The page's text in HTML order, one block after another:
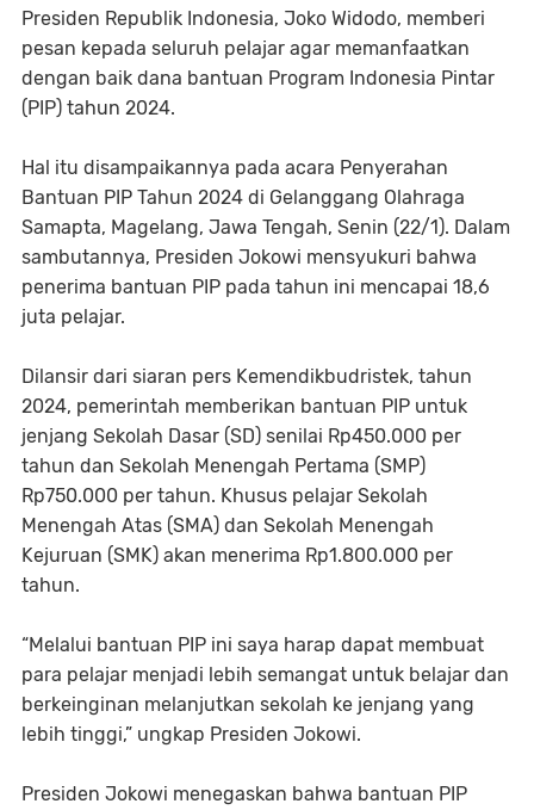
Presiden Republik Indonesia, Joko Widodo, memberi
pesan kepada seluruh pelajar agar memanfaatkan
dengan baik dana bantuan Program Indonesia Pintar
(PIP) tahun 2024.
Hal itu disampaikannya pada acara Penyerahan
Bantuan PIP Tahun 2024 di Gelanggang Olahraga
Samapta, Magelang, Jawa Tengah, Senin (22/1). Dalam
sambutannya, Presiden Jokowi mensyukuri bahwa
penerima bantuan PIP pada tahun ini mencapai 18,6
juta pelajar.
Dilansir dari siaran pers Kemendikbudristek, tahun
2024, pemerintah memberikan bantuan PIP untuk
jenjang Sekolah Dasar (SD) senilai Rp450.000 per
tahun dan Sekolah Menengah Pertama (SMP)
Rp750.000 per tahun. Khusus pelajar Sekolah
Menengah Atas (SMA) dan Sekolah Menengah
Kejuruan (SMK) akan menerima Rp1.800.000 per
tahun.
“Melalui bantuan PIP ini saya harap dapat membuat
para pelajar menjadi lebih semangat untuk belajar dan
berkeinginan melanjutkan sekolah ke jenjang yang
lebih tinggi,” ungkap Presiden Jokowi.
Presiden Jokowi menegaskan bahwa bantuan PIP